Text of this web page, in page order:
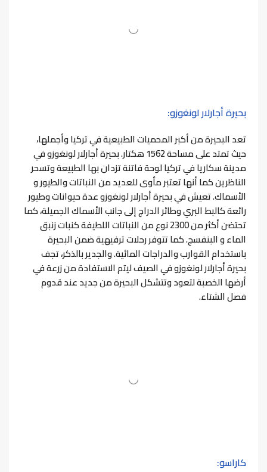
بحيرة أجارلار لونغوزو:
تعد البحيرة من أكبر المحميات الطبيعية في تركيا وأجملها،
حيث تمتد على مساحة 1562 هكتار.
بحيرة أجارلار لونغوزو في
مدينة سكاريا في تركيا لوحة فاتنة تزدان بها الطبيعة وتسحر
الناظرين كما أنها تعتبر مأوى للعديد من النباتات والطيور و
الأسماك.تعيش في بحيرة أجارلار لونغوزو عدة حيوانات وطيور
رائعة كالبط البري وطائر الدراج إلى جانب الأسماك الجميلة، كما
تحتضن أكثر من 2300 نوع من النباتات اللطيفة كنبات زنبق
الماء و البنفسج.كما تتوفر رحلات ترفيهية ضمن البحيرة
باستخدام القوارب والدراجات المائية.والجدير بالذكر، تجف
بحيرة أجارلار لونغوزو في الصيف ليتم الاستفادة من زرعة في
أرضها الخصبة لتعود وتتشكل البحيرة من جديد عند قدوم
فصل الشتاء.
كاراسو: